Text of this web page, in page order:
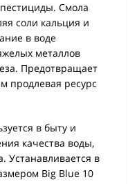
Смола
соли кальция и
в воде
металлов
Предотвращает
продлевая ресурс
в быту и
качества воды,
Устанавливается в
Big Blue 10